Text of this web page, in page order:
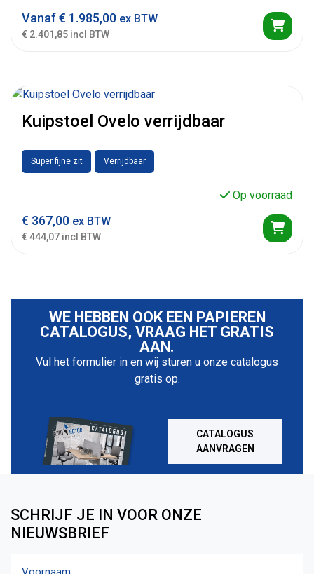
Vanaf€ 1.985,00 ex BTW
€ 2.401,85 incl BTW
Kuipstoel Ovelo verrijdbaar
Super fijne zit Verrijdbaar
Op voorraad
€ 367,00 ex BTW
€ 444,07 incl BTW
WE HEBBEN OOK EEN PAPIEREN
CATALOGUS, VRAAG HET GRATIS
AAN.
Vul het formulier in en wij sturen u onze catalogus
gratis op.
CATALOGUS
AANVRAGEN
SCHRIJF JE IN VOOR ONZE
NIEUWSBRIEF